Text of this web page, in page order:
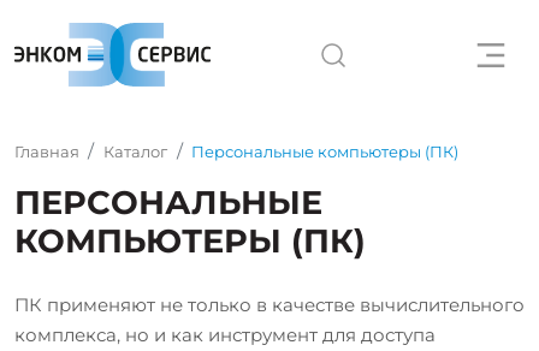
Главная Каталог Персональные компьютеры (ПК)
ПЕРСОНАЛЬНЫЕ
КОМПЬЮТЕРЫ (ПК)
ПК применяют не только в качестве вычислительного
комплекса, но и как инструмент для доступа